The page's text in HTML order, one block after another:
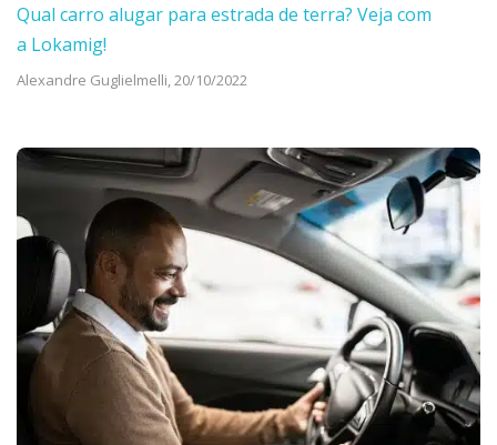
Qual carro alugar para estrada de terra? Veja com
a Lokamig!
Alexandre Guglielmelli,20/10/2022